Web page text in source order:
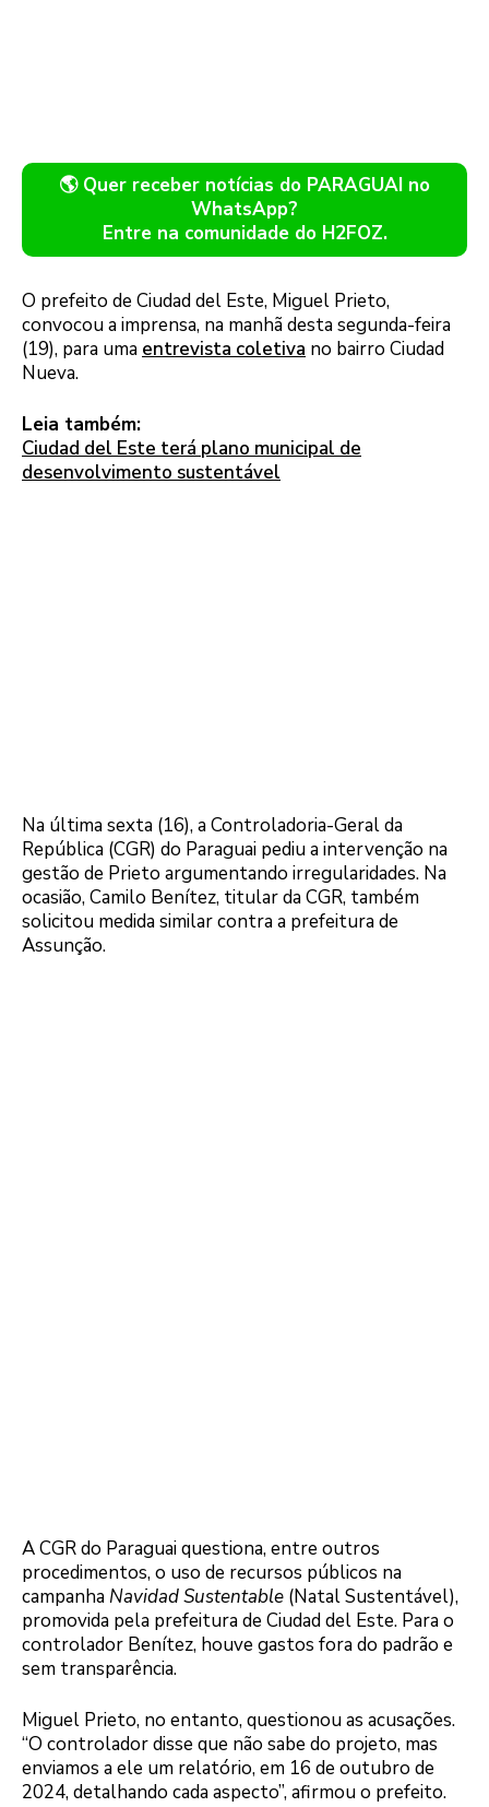
🌎 Quer receber notícias do PARAGUAI no
WhatsApp?
Entre na comunidade do H2FOZ.
O prefeito de Ciudad del Este, Miguel Prieto,
convocou a imprensa, na manhã desta segunda-feira
(19), para uma entrevista coletiva no bairro Ciudad
Nueva.
Leia também:
Ciudad del Este terá plano municipal de
desenvolvimento sustentável
Na última sexta (16), a Controladoria-Geral da
República (CGR) do Paraguai pediu a intervenção na
gestão de Prieto argumentando irregularidades. Na
ocasião, Camilo Benítez, titular da CGR, também
solicitou medida similar contra a prefeitura de
Assunção.
A CGR do Paraguai questiona, entre outros
procedimentos, o uso de recursos públicos na
campanhaNavidad Sustentable (Natal Sustentável),
promovida pela prefeitura de Ciudad del Este. Para o
controlador Benítez, houve gastos fora do padrão e
sem transparência.
Miguel Prieto, no entanto, questionou as acusações.
“O controlador disse que não sabe do projeto, mas
enviamos a ele um relatório, em 16 de outubro de
2024, detalhando cada aspecto”, afirmou o prefeito.